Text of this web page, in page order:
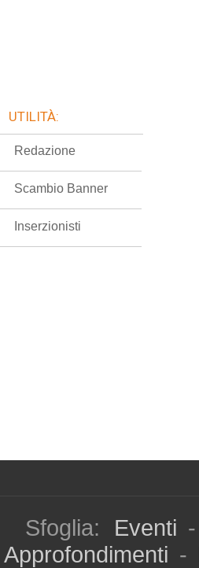
UTILITÀ:
Redazione
Scambio Banner
Inserzionisti
Sfoglia: Eventi -
Approfondimenti -